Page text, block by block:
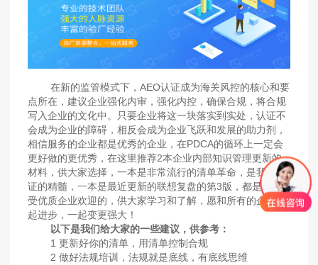
在新的监管模式下，AEO认证成为海关风控的核心和要
点所在，建议企业强化内审，强化内控，确保合规，将合规
写入企业的文化中。只要企业将这一块落实到实处，认证不
会成为企业的障碍，相反会成为企业飞跃和发展的助力剂，
相信服务的企业都是优秀的企业，在PDCA的循环上一定会
更好做的更优秀，在这里推荐2本企业内部知识管理更新的
材料，供大家选择，一本是非常流行的清单革命，是我们认
证的精髓，一本是最近更新的联想复盘的第3版，都是非常
受优质企业欢迎的，供大家学习和了解，愿和所有的企业一
起进步，一起变更强大！
以下是我们给大家的一些建议，供参考：
1 更新好你的清单，用清单控制合规
2 做好法规培训，法规就是底线，有底线思维